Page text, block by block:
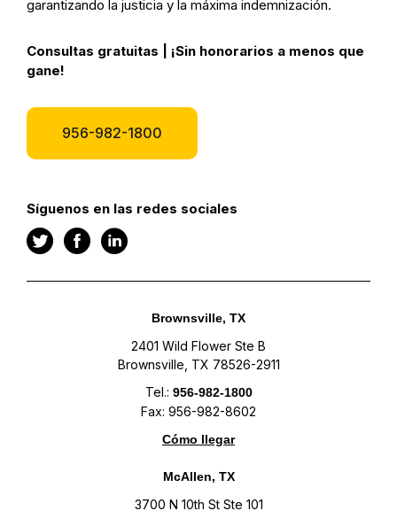
garantizando la justicia y la máxima indemnización.
Consultas gratuitas | ¡Sin honorarios a menos que
gane!
956-982-1800
Síguenos en las redes sociales
Brownsville, TX
2401 Wild Flower Ste B
Brownsville, TX 78526-2911
Tel.: 956-982-1800
Fax: 956-982-8602
Cómo llegar
McAllen, TX
3700 N 10th St Ste 101